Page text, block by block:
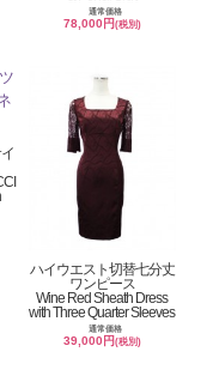
通常価格
78,000円 (税別)
ハイウエスト切替七分丈
ワンピース
Wine Red Sheath Dress
with Three Quarter Sleeves
通常価格
39,000円 (税別)